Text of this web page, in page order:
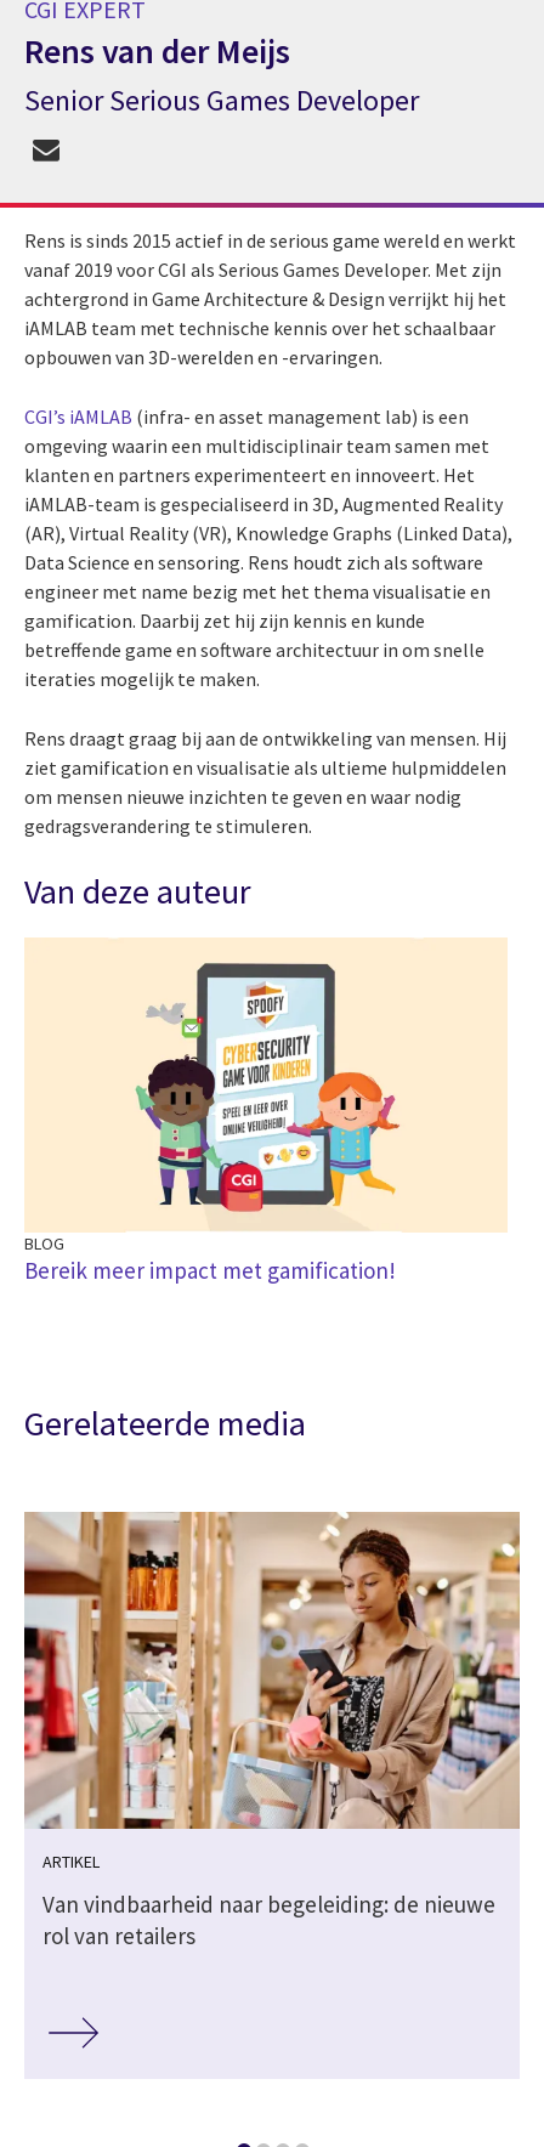
CGI EXPERT
Rens van der Meijs
CGI expert Rens van der Meijs
Senior Serious Games Developer
Rens is sinds 2015 actief in de serious game wereld en werkt
vanaf 2019 voor CGI als Serious Games Developer. Met zijn
achtergrond in Game Architecture & Design verrijkt hij het
iAMLAB team met technische kennis over het schaalbaar
opbouwen van 3D-werelden en -ervaringen.
CGI’s iAMLAB (infra- en asset management lab) is een
omgeving waarin een multidisciplinair team samen met
klanten en partners experimenteert en innoveert. Het
iAMLAB-team is gespecialiseerd in 3D, Augmented Reality
(AR), Virtual Reality (VR), Knowledge Graphs (Linked Data),
Data Science en sensoring. Rens houdt zich als software
engineer met name bezig met het thema visualisatie en
gamification. Daarbij zet hij zijn kennis en kunde
betreffende game en software architectuur in om snelle
iteraties mogelijk te maken.
Rens draagt graag bij aan de ontwikkeling van mensen. Hij
ziet gamification en visualisatie als ultieme hulpmiddelen
om mensen nieuwe inzichten te geven en waar nodig
gedragsverandering te stimuleren.
Van deze auteur
BLOG
Bereik meer impact met gamification!
Gerelateerde media
ARTIKEL
Van vindbaarheid naar begeleiding: de nieuwe
rol van retailers